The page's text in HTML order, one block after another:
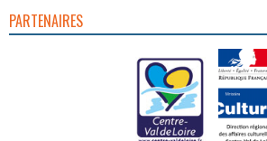
PARTENAIRES